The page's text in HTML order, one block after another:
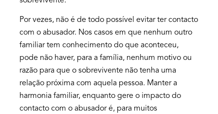
Por vezes, não é de todo possível evitar ter contacto
com o abusador. Nos casos em que nenhum outro
familiar tem conhecimento do que aconteceu,
pode não haver, para a família, nenhum motivo ou
razão para que o sobrevivente não tenha uma
relação próxima com aquela pessoa. Manter a
harmonia familiar, enquanto gere o impacto do
contacto com o abusador é, para muitos